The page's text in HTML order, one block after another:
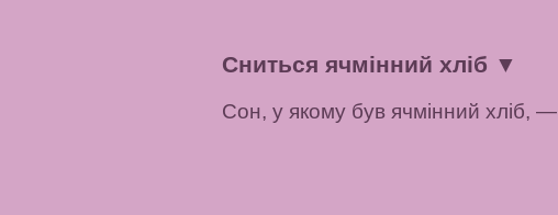
Сниться ячмінний хліб ▼
Сон, у якому був ячмінний хліб,